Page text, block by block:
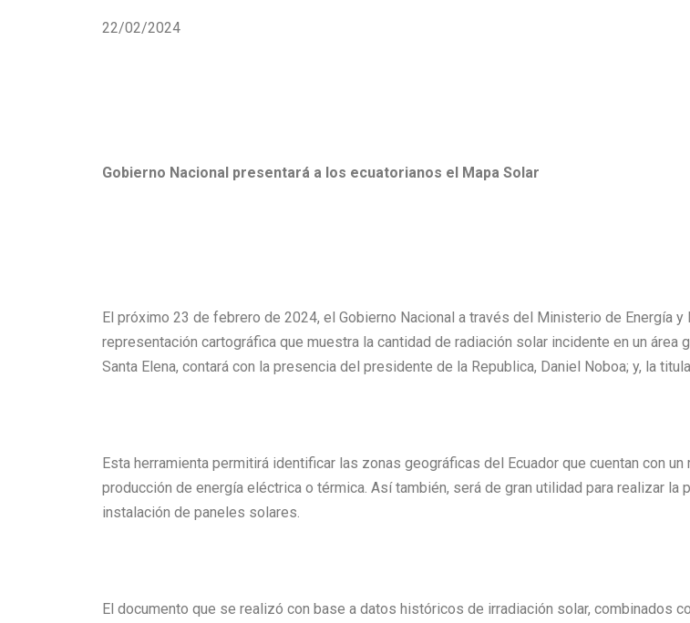
22/02/2024
Gobierno Nacional presentará a los ecuatorianos el Mapa Solar
El próximo 23 de febrero de 2024, el Gobierno Nacional a través del Ministerio de Energía
representación cartográfica que muestra la cantidad de radiación solar incidente en un
Santa Elena, contará con la presencia del presidente de la Republica, Daniel Noboa; y, la
Esta herramienta permitirá identificar las zonas geográficas del Ecuador que cuentan con
producción de energía eléctrica o térmica. Así también, será de gran utilidad para realizar
instalación de paneles solares.
El documento que se realizó con base a datos históricos de irradiación solar, combinados